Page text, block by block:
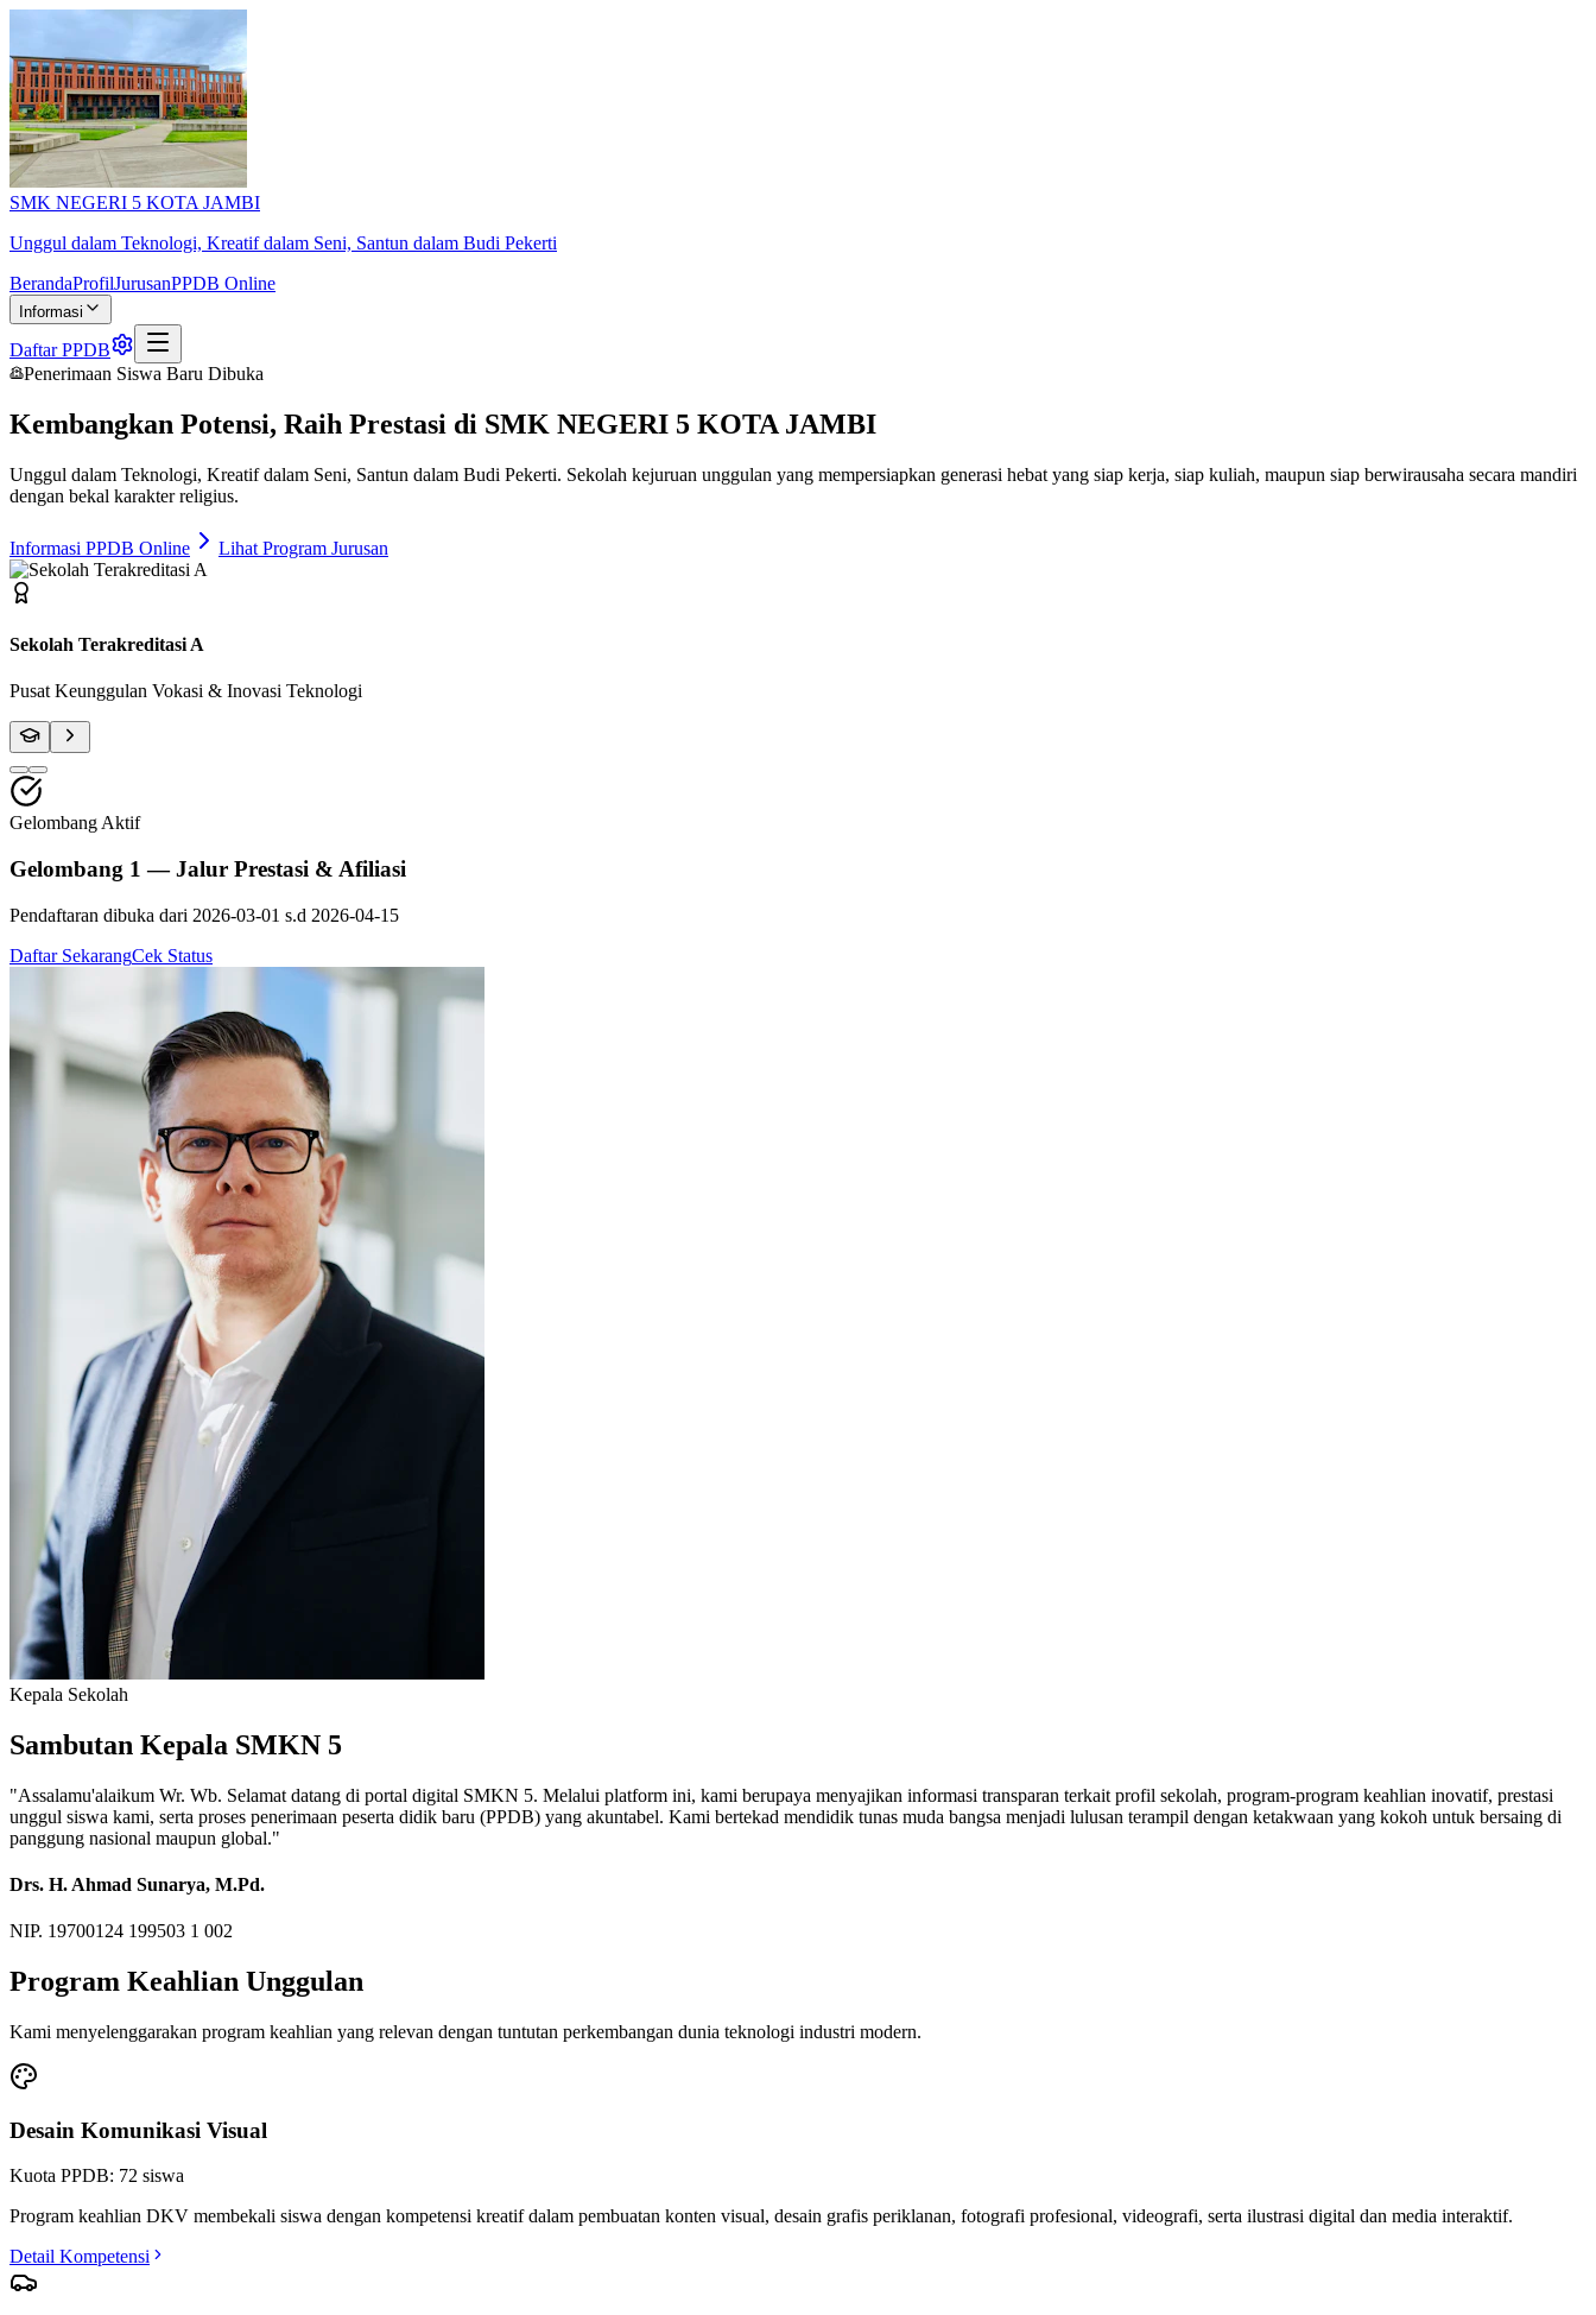
SMK NEGERI 5 KOTA JAMBI
Unggul dalam Teknologi, Kreatif dalam Seni, Santun dalam Budi Pekerti
BerandaProfilJurusanPPDB Online
Informasi
Daftar PPDB
Penerimaan Siswa Baru Dibuka
Kembangkan Potensi, Raih Prestasi di SMK NEGERI 5 KOTA JAMBI
Unggul dalam Teknologi, Kreatif dalam Seni, Santun dalam Budi Pekerti. Sekolah kejuruan unggulan yang mempersiapkan generasi hebat yang siap kerja, siap kuliah, maupun siap berwirausaha secara mandiri
dengan bekal karakter religius.
Informasi PPDB Online Lihat Program Jurusan
Fasilitas Bengkel Modern
Praktik Berstandar Industri & Sertifikasi Profesi
Gelombang Aktif
Gelombang 1 — Jalur Prestasi & Afiliasi
Pendaftaran dibuka dari 2026-03-01 s.d 2026-04-15
Daftar SekarangCek Status
Kepala Sekolah
Sambutan Kepala SMKN 5
"Assalamu'alaikum Wr. Wb. Selamat datang di portal digital SMKN 5. Melalui platform ini, kami berupaya menyajikan informasi transparan terkait profil sekolah, program-program keahlian inovatif, prestasi
unggul siswa kami, serta proses penerimaan peserta didik baru (PPDB) yang akuntabel. Kami bertekad mendidik tunas muda bangsa menjadi lulusan terampil dengan ketakwaan yang kokoh untuk bersaing di
panggung nasional maupun global."
Drs. H. Ahmad Sunarya, M.Pd.
NIP. 19700124 199503 1 002
Program Keahlian Unggulan
Kami menyelenggarakan program keahlian yang relevan dengan tuntutan perkembangan dunia teknologi industri modern.
Desain Komunikasi Visual
Kuota PPDB: 72 siswa
Program keahlian DKV membekali siswa dengan kompetensi kreatif dalam pembuatan konten visual, desain grafis periklanan, fotografi profesional, videografi, serta ilustrasi digital dan media interaktif.
Detail Kompetensi